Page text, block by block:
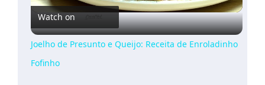
Video
Watch on
Joelho de Presunto e Queijo: Receita de Enroladinho
Fofinho